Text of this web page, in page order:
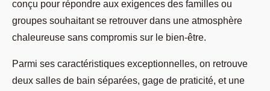
conçu pour répondre aux exigences des familles ou
groupes souhaitant se retrouver dans une atmosphère
chaleureuse sans compromis sur le bien-être.
Parmi ses caractéristiques exceptionnelles, on retrouve
deux salles de bain séparées, gage de praticité, et une